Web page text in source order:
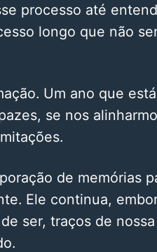
processo até
longo que não
Um ano que
se nos
de memórias
Ele continua,
ser, traços de nossa